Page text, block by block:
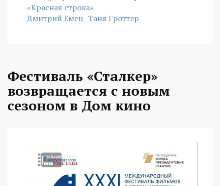
«Красная строка»
Дмитрий Емец Таня Гроттер
Фестиваль «Сталкер»
возвращается с новым
сезоном в Дом кино